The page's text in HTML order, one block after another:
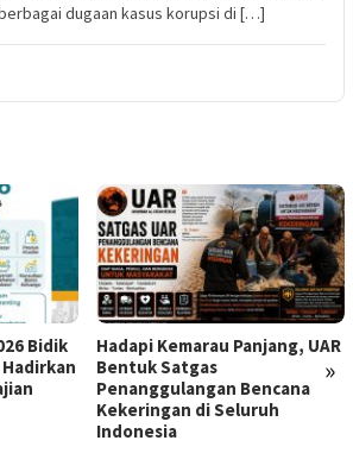
dugaan kasus korupsi di […]
»
Bidik
Hadapi Kemarau Panjang, UAR
Bentuk Satgas
Penanggulangan Bencana
Kekeringan di Seluruh
Indonesia